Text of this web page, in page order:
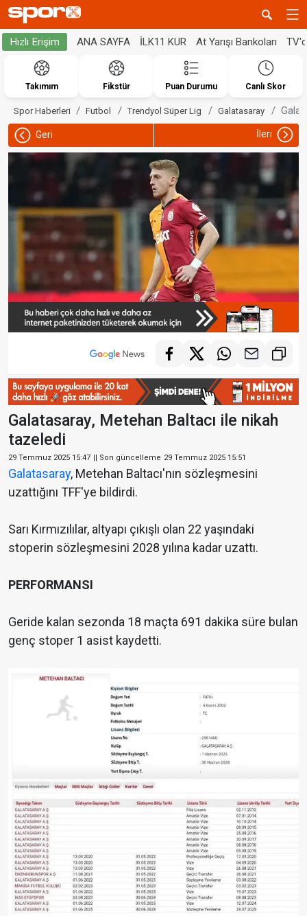
Hızlı Erişim ANA SAYFA İLK11 KUR At Yarışı Bankoları
Takımım Fikstür Puan Durumu Canlı Skor
Spor Haberleri Futbol Trendyol Süper Lig Galatasaray
Geri İleri
Galatasaray, Metehan Baltacı ile nikah
tazeledi
29 Temmuz 2025 15:47 || Son güncelleme 29 Temmuz 2025 15:51
Galatasaray, Metehan Baltacı'nın sözleşmesini
uzattığını TFF'ye bildirdi.
Sarı Kırmızılılar, altyapı çıkışlı olan 22 yaşındaki
stoperin sözleşmesini 2028 yılına kadar uzattı.
PERFORMANSI
Geride kalan sezonda 18 maçta 691 dakika süre bulan
genç stoper 1 asist kaydetti.